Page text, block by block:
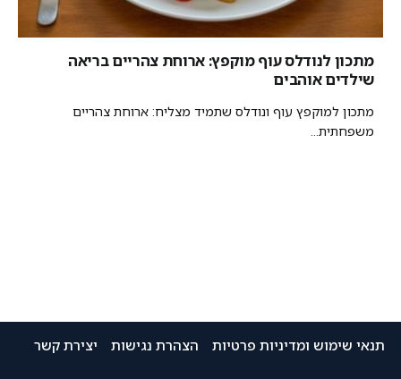
מתכון לנודלס עוף מוקפץ: ארוחת צהריים בריאה
שילדים אוהבים
מתכון למוקפץ עוף ונודלס שתמיד מצליח: ארוחת צהריים
משפחתית...
תנאי שימוש ומדיניות פרטיות הצהרת נגישות יצירת קשר